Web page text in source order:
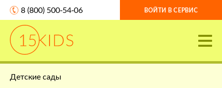
8 (800) 500-54-06 ВОЙТИ В СЕРВИС
Детские сады